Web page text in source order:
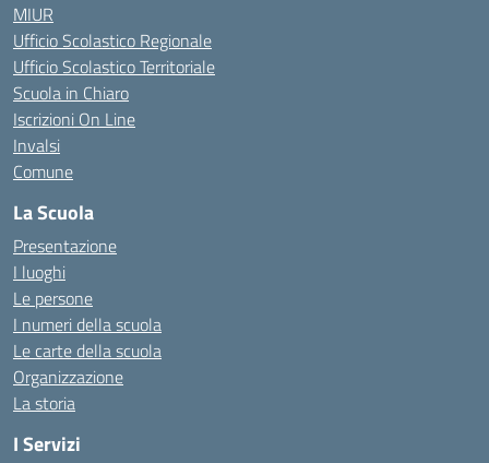
MIUR
Ufficio Scolastico Regionale
Ufficio Scolastico Territoriale
Scuola in Chiaro
Iscrizioni On Line
Invalsi
Comune
La Scuola
Presentazione
I luoghi
Le persone
I numeri della scuola
Le carte della scuola
Organizzazione
La storia
I Servizi